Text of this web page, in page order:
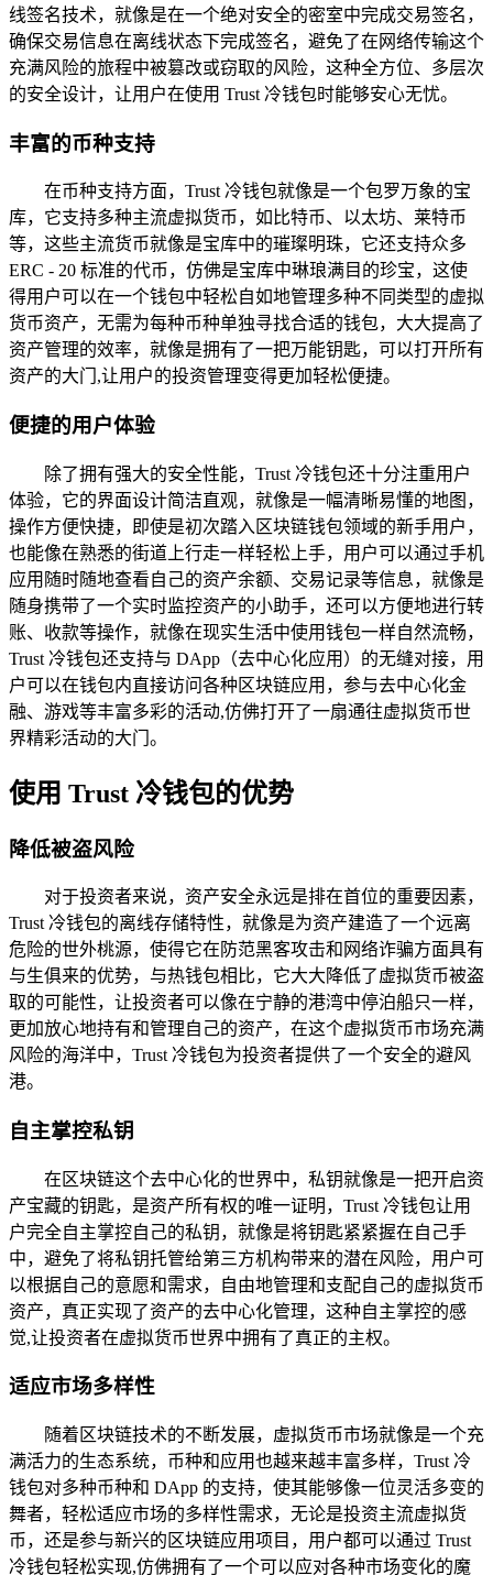
线签名技术，就像是在一个绝对安全的密室中完成交易签名，
确保交易信息在离线状态下完成签名，避免了在网络传输这个
充满风险的旅程中被篡改或窃取的风险，这种全方位、多层次
的安全设计，让用户在使用 Trust 冷钱包时能够安心无忧。
丰富的币种支持
在币种支持方面，Trust 冷钱包就像是一个包罗万象的宝
库，它支持多种主流虚拟货币，如比特币、以太坊、莱特币
等，这些主流货币就像是宝库中的璀璨明珠，它还支持众多
ERC - 20 标准的代币，仿佛是宝库中琳琅满目的珍宝，这使
得用户可以在一个钱包中轻松自如地管理多种不同类型的虚拟
货币资产，无需为每种币种单独寻找合适的钱包，大大提高了
资产管理的效率，就像是拥有了一把万能钥匙，可以打开所有
资产的大门,让用户的投资管理变得更加轻松便捷。
便捷的用户体验
除了拥有强大的安全性能，Trust 冷钱包还十分注重用户
体验，它的界面设计简洁直观，就像是一幅清晰易懂的地图，
操作方便快捷，即使是初次踏入区块链钱包领域的新手用户，
也能像在熟悉的街道上行走一样轻松上手，用户可以通过手机
应用随时随地查看自己的资产余额、交易记录等信息，就像是
随身携带了一个实时监控资产的小助手，还可以方便地进行转
账、收款等操作，就像在现实生活中使用钱包一样自然流畅，
Trust 冷钱包还支持与 DApp（去中心化应用）的无缝对接，用
户可以在钱包内直接访问各种区块链应用，参与去中心化金
融、游戏等丰富多彩的活动,仿佛打开了一扇通往虚拟货币世
界精彩活动的大门。
使用 Trust 冷钱包的优势
降低被盗风险
对于投资者来说，资产安全永远是排在首位的重要因素，
Trust 冷钱包的离线存储特性，就像是为资产建造了一个远离
危险的世外桃源，使得它在防范黑客攻击和网络诈骗方面具有
与生俱来的优势，与热钱包相比，它大大降低了虚拟货币被盗
取的可能性，让投资者可以像在宁静的港湾中停泊船只一样，
更加放心地持有和管理自己的资产，在这个虚拟货币市场充满
风险的海洋中，Trust 冷钱包为投资者提供了一个安全的避风
港。
自主掌控私钥
在区块链这个去中心化的世界中，私钥就像是一把开启资
产宝藏的钥匙，是资产所有权的唯一证明，Trust 冷钱包让用
户完全自主掌控自己的私钥，就像是将钥匙紧紧握在自己手
中，避免了将私钥托管给第三方机构带来的潜在风险，用户可
以根据自己的意愿和需求，自由地管理和支配自己的虚拟货币
资产，真正实现了资产的去中心化管理，这种自主掌控的感
觉,让投资者在虚拟货币世界中拥有了真正的主权。
适应市场多样性
随着区块链技术的不断发展，虚拟货币市场就像是一个充
满活力的生态系统，币种和应用也越来越丰富多样，Trust 冷
钱包对多种币种和 DApp 的支持，使其能够像一位灵活多变的
舞者，轻松适应市场的多样性需求，无论是投资主流虚拟货
币，还是参与新兴的区块链应用项目，用户都可以通过 Trust
冷钱包轻松实现,仿佛拥有了一个可以应对各种市场变化的魔